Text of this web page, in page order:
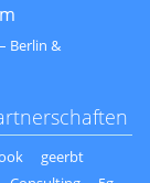
geerbt